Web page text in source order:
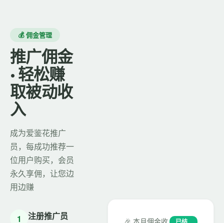
💰 佣金管理
推广佣金
· 轻松赚
取被动收
入
成为爱鉴花推广
员，每成功推荐一
位用户购买，会员
永久享佣，让您边
用边赚
1 注册推广员 🎉 本月佣金收